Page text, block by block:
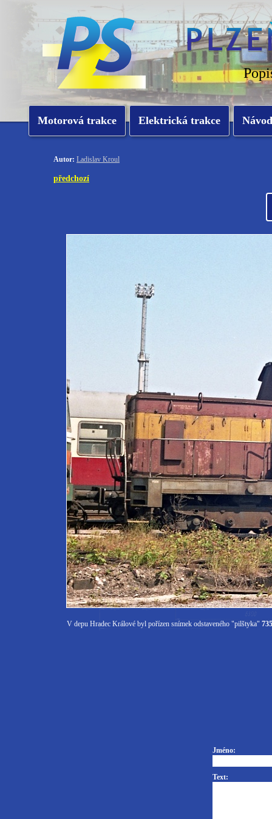
Motorová trakce Elektrická trakce
Autor: Ladislav Kroul
předchozí
V depu Hradec Králové byl pořízen snímek odstaveného "pilštyka"
Jméno:
Text: